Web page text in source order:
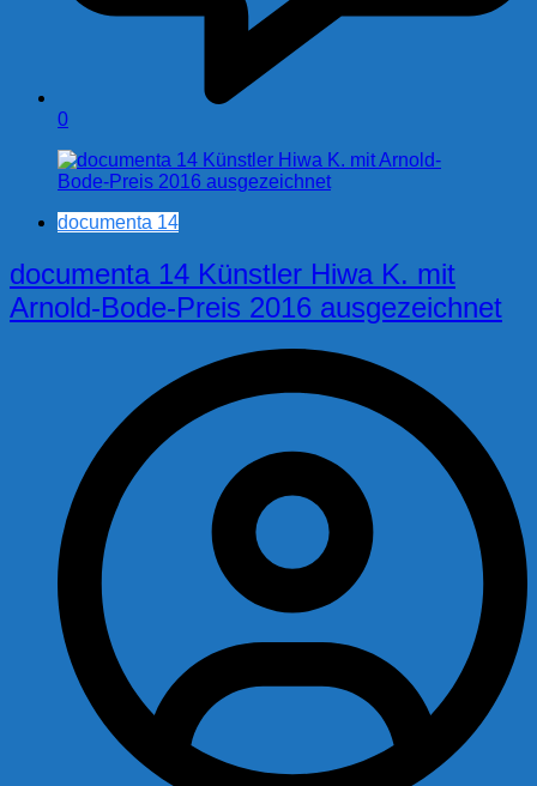
0
documenta 14
documenta 14 Künstler Hiwa K. mit
Arnold-Bode-Preis 2016 ausgezeichnet